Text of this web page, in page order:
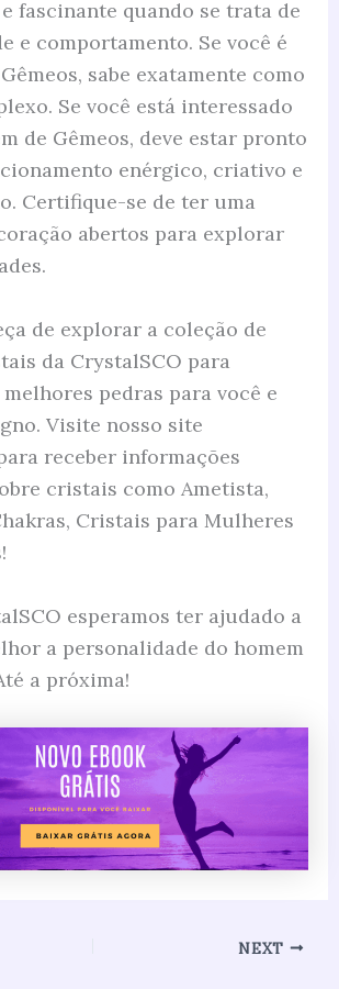
fascinante quando se trata de
e comportamento. Se você é
sabe exatamente como
Se você está interessado
de Gêmeos, deve estar pronto
enérgico, criativo e
Certifique-se de ter uma
abertos para explorar
de explorar a coleção de
da CrystalSCO para
pedras para você e
Visite nosso site
receber informações
cristais como Ametista,
Cristais para Mulheres
esperamos ter ajudado a
a personalidade do homem
a próxima!
NEXT